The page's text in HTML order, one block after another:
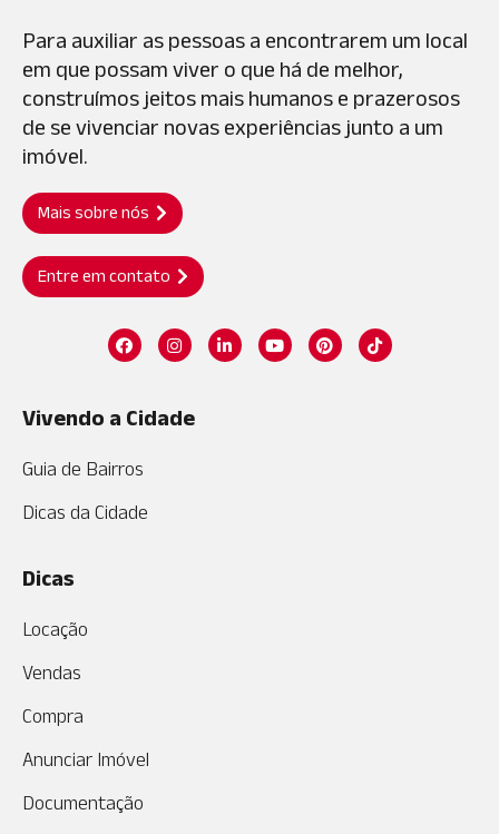
Para auxiliar as pessoas a encontrarem um local
em que possam viver o que há de melhor,
construímos jeitos mais humanos e prazerosos
de se vivenciar novas experiências junto a um
imóvel.
Mais sobre nós
Entre em contato
Vivendo a Cidade
Guia de Bairros
Dicas da Cidade
Dicas
Locação
Vendas
Compra
Anunciar Imóvel
Documentação